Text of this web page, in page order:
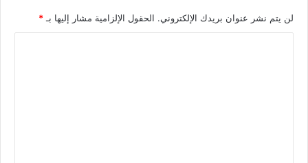
لن يتم نشر عنوان بريدك الإلكتروني. الحقول الإلزامية مشار إليها بـ *